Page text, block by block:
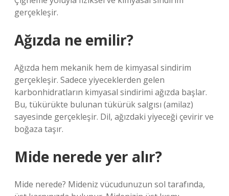
gerçekleşir.
Ağızda ne emilir?
Ağızda hem mekanik hem de kimyasal sindirim
gerçekleşir. Sadece yiyeceklerden gelen
karbonhidratların kimyasal sindirimi ağızda başlar.
Bu, tükürükte bulunan tükürük salgısı (amilaz)
sayesinde gerçekleşir. Dil, ağızdaki yiyeceği çevirir ve
boğaza taşır.
Mide nerede yer alır?
Mide nerede? Mideniz vücudunuzun sol tarafında,